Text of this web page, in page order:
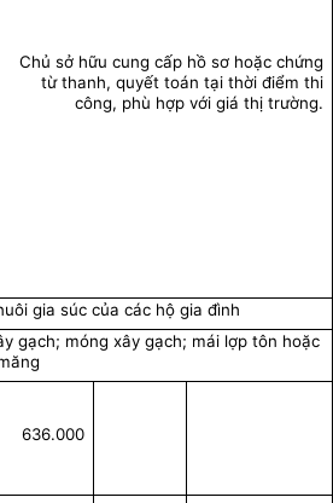
Chủ sở hữu cung cấp hồ sơ hoặc chứng
từ thanh, quyết toán tại thời điểm thi
công, phù hợp với giá thị trường.
gia súc của các hộ gia đình
gạch; móng xây gạch; mái lợp tôn hoặc
636.000